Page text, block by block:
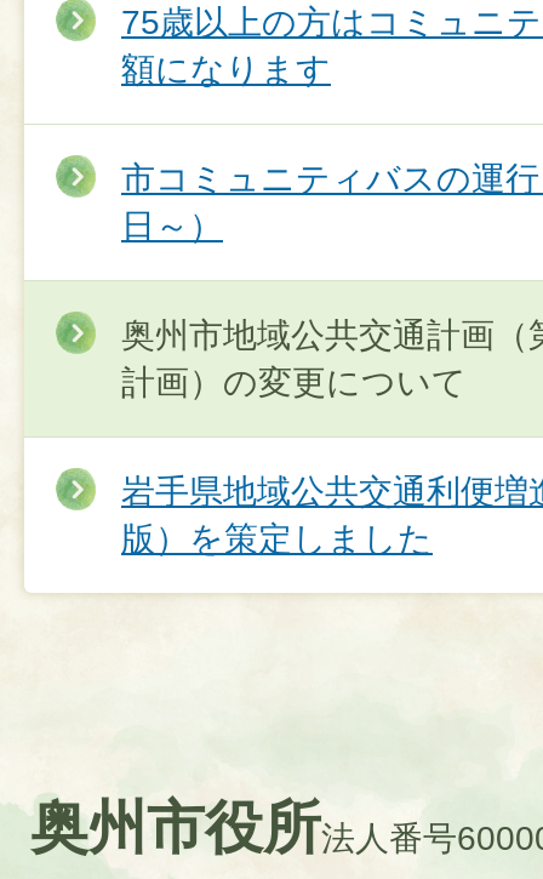
75歳以上の方はコミュニ
額になります
市コミュニティバスの運
日～）
奥州市地域公共交通計画
計画）の変更について
岩手県地域公共交通利便増
版）を策定しました
奥州市役所法人番号